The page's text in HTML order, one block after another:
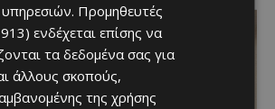
Προμηθευτές
ενδέχεται επίσης να
τα δεδομένα σας για
άλλους σκοπούς,
της χρήσης